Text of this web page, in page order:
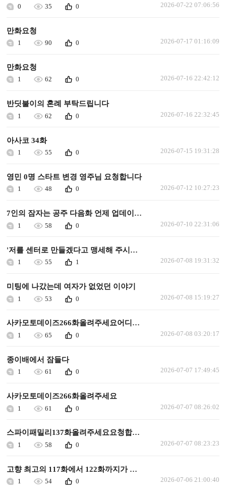
0 35 0 2026-07-22 07:06:56
만화요청
1 90 0 2026-07-17 01:16:09
만화요청
1 62 0 2026-07-16 22:42:12
반딧불이의 혼례 부탁드립니다
1 62 0 2026-07-16 22:32:45
아사코 34화
1 55 0 2026-07-15 19:31:28
영민 0명 스타트 변경 영주님 요청합니다
1 48 0 2026-07-12 10:27:23
7인의 잠자는 공주 다음화 언제 업데이트되나요.
1 58 0 2026-07-10 22:31:06
'저를 센터로 만들겠다고 맹세해 주시겠어요?' 다음화 업데이트 해주세요.
1 55 1 2026-07-08 19:31:32
미팅에 나갔는데 여자가 없었던 이야기
1 53 0 2026-07-08 15:19:27
사카모토데이즈266화올려주세요어디에올려져있나요
1 65 0 2026-07-08 03:20:17
종이배에서 잠들다
1 61 0 2026-07-07 17:49:45
사카모토데이즈266화올려주세요
1 61 0 2026-07-07 08:26:02
스파이패밀리137화올려주세요요청합니다
1 58 0 2026-07-07 08:23:23
고향 최고의 117화에서 122화까지가 누락돼서 요청합니다
1 54 0 2026-07-06 21:00:40